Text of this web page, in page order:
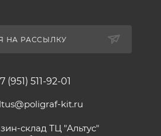
НА РАССЫЛКУ
(951) 511-92-01
kit.ru
склад ТЦ "Альтус"